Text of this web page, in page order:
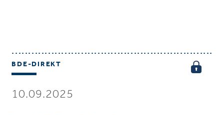
BDE-DIREKT
10.09.2025